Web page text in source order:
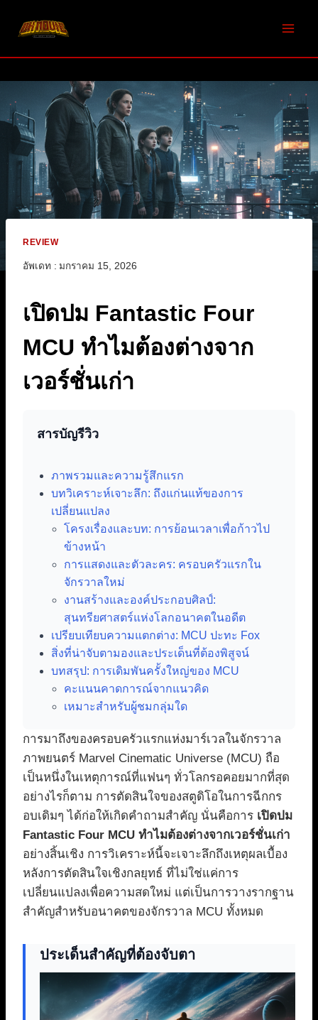
REVIEW
อัพเดท : มกราคม 15, 2026
เปิดปม Fantastic Four
MCU ทำไมต้องต่างจาก
เวอร์ชั่นเก่า
สารบัญรีวิว
ภาพรวมและความรู้สึกแรก
บทวิเคราะห์เจาะลึก: ถึงแก่นแท้ของการ
เปลี่ยนแปลง
โครงเรื่องและบท: การย้อนเวลาเพื่อก้าวไป
ข้างหน้า
การแสดงและตัวละคร: ครอบครัวแรกใน
จักรวาลใหม่
งานสร้างและองค์ประกอบศิลป์:
สุนทรียศาสตร์แห่งโลกอนาคตในอดีต
เปรียบเทียบความแตกต่าง: MCU ปะทะ Fox
สิ่งที่น่าจับตามองและประเด็นที่ต้องพิสูจน์
บทสรุป: การเดิมพันครั้งใหญ่ของ MCU
คะแนนคาดการณ์จากแนวคิด
เหมาะสำหรับผู้ชมกลุ่มใด
การมาถึงของครอบครัวแรกแห่งมาร์เวลในจักรวาล
ภาพยนตร์ Marvel Cinematic Universe (MCU) ถือ
เป็นหนึ่งในเหตุการณ์ที่แฟนๆ ทั่วโลกรอคอยมากที่สุด
อย่างไรก็ตาม การตัดสินใจของสตูดิโอในการฉีกกร
อบเดิมๆ ได้ก่อให้เกิดคำถามสำคัญ นั่นคือการ เปิดปม
Fantastic Four MCU ทำไมต้องต่างจากเวอร์ชั่นเก่า
อย่างสิ้นเชิง การวิเคราะห์นี้จะเจาะลึกถึงเหตุผลเบื้อง
หลังการตัดสินใจเชิงกลยุทธ์ ที่ไม่ใช่แค่การ
เปลี่ยนแปลงเพื่อความสดใหม่ แต่เป็นการวางรากฐาน
สำคัญสำหรับอนาคตของจักรวาล MCU ทั้งหมด
ประเด็นสำคัญที่ต้องจับตา